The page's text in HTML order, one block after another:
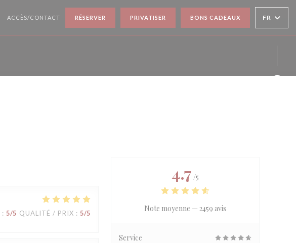
ACCÈS/CONTACT RÉSERVER PRIVATISER BONS CADEAUX FR
: 5/5 QUALITÉ / PRIX : 5/5
4.7 /5
Note moyenne — 2459 avis
Service